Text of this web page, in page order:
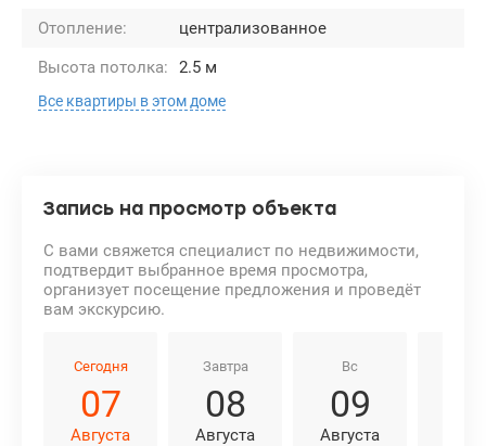
Отопление:
централизованное
Высота потолка:
2.5 м
Все квартиры в этом доме
Запись на просмотр объекта
С вами свяжется специалист по недвижимости,
подтвердит выбранное время просмотра,
организует посещение предложения и проведёт
вам экскурсию.
Сегодня
07
Августа
Завтра
08
Августа
Вс
09
Августа